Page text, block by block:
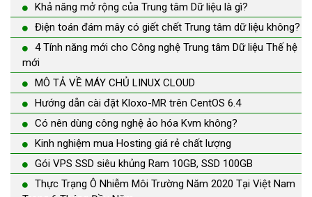
Khả năng mở rộng của Trung tâm Dữ liệu là gì?
Điện toán đám mây có giết chết Trung tâm dữ liệu không?
4 Tính năng mới cho Công nghệ Trung tâm Dữ liệu Thế hệ
mới
MÔ TẢ VỀ MÁY CHỦ LINUX CLOUD
Hướng dẫn cài đặt Kloxo-MR trên CentOS 6.4
Có nên dùng công nghệ ảo hóa Kvm không?
Kinh nghiệm mua Hosting giá rẻ chất lượng
Gói VPS SSD siêu khủng Ram 10GB, SSD 100GB
Thực Trạng Ô Nhiễm Môi Trường Năm 2020 Tại Việt Nam